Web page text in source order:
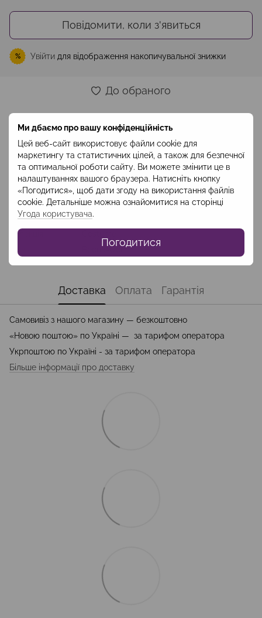
Ми дбаємо про вашу конфіденційність
Цей веб-сайт використовує файли cookie для
маркетингу та статистичних цілей, а також для безпечної
та оптимальної роботи сайту. Ви можете змінити це в
налаштуваннях вашого браузера. Натисніть кнопку
«Погодитися», щоб дати згоду на використання файлів
cookie. Детальніше можна ознайомитися на сторінці
Угода користувача.
Погодитися
Повідомити, коли з'явиться
% Увійти для відображення накопичувальної знижки
До обраного
Опис
Склад: 60 % вовна,38 % поліестр, 2% еластан Довжина - 90 см
Код: CSPV2408
Характеристики
Колір
Чорний
Колекція
Весна-Осінь
Доставка Оплата Гарантія
Самовивіз з нашого магазину — безкоштовно
«Новою поштою» по Україні — за тарифом оператора
Укрпоштою по Україні - за тарифом оператора
Більше інформації про доставку